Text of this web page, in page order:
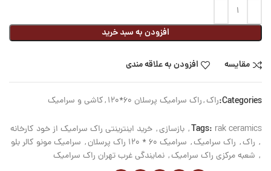
افزودن به سبد خرید
مقایسه افزودن به علاقه مندی
Categories: راک,راک سرامیک پرسلان 60*120 ,کاشی و سرامیک
Tags: rak ceramics
, بازسازی, خرید اینترینتی راک سرامیک از خود کارخانه
, راک, راک سرامیک, سرامیک 60 * 120 راک پرسلان , سرامیک مونو کالر بلو
, شعبه مرکزی راک سرامیک, نمایندگی غرب تهران راک سرامیک